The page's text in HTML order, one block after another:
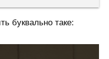
буквально таке: